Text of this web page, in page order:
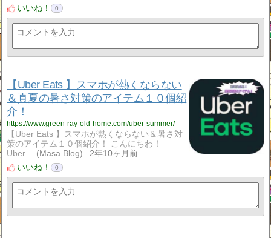
いいね！
0
【Uber Eats 】スマホが熱くならない
＆真夏の暑さ対策のアイテム１０個紹
介！
https://www.green-ray-old-home.com/uber-summer/
【Uber Eats 】スマホが熱くならない＆暑さ対
策のアイテム１０個紹介！ こんにちわ！
Uber…
Masa Blog
2年10ヶ月前
いいね！
0